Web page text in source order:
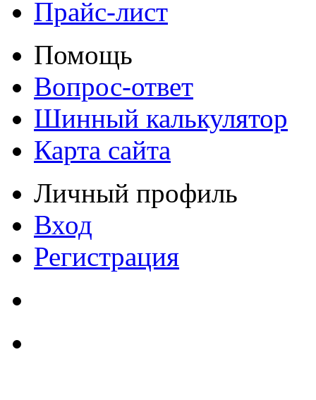
Прайс-лист
Помощь
Вопрос-ответ
Шинный калькулятор
Карта сайта
Личный профиль
Вход
Регистрация